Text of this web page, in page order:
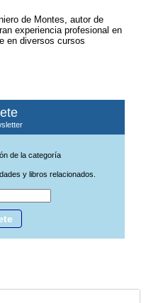
de Montes, autor de
experiencia profesional en
en diversos cursos
de la categoría
y libros relacionados.